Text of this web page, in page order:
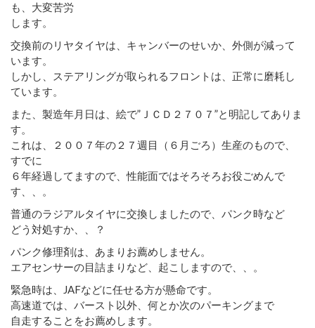
も、大変苦労
します。
交換前のリヤタイヤは、キャンバーのせいか、外側が減って
います。
しかし、ステアリングが取られるフロントは、正常に磨耗し
ています。
また、製造年月日は、絵で”ＪＣＤ２７０７”と明記してありま
す。
これは、２００７年の２７週目（６月ごろ）生産のもので、
すでに
６年経過してますので、性能面ではそろそろお役ごめんで
す、、。
普通のラジアルタイヤに交換しましたので、パンク時など
どう対処すか、、？
パンク修理剤は、あまりお薦めしません。
エアセンサーの目詰まりなど、起こしますので、、。
緊急時は、JAFなどに任せる方が懸命です。
高速道では、バースト以外、何とか次のパーキングまで
自走することをお薦めします。